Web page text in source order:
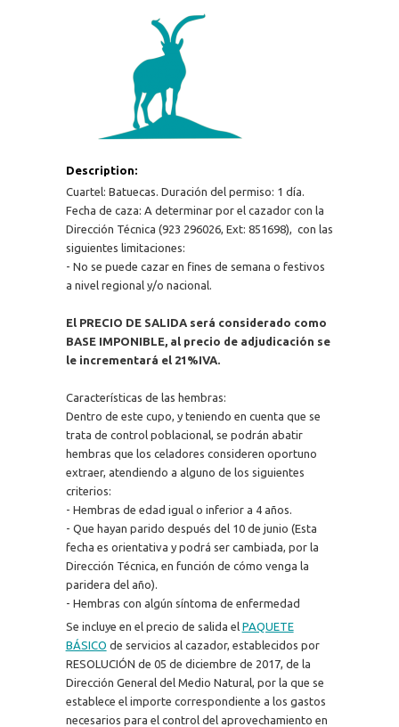
Description:
Cuartel: Batuecas. Duración del permiso: 1 día.
Fecha de caza: A determinar por el cazador con la
Dirección Técnica (923 296026, Ext: 851698), con las
siguientes limitaciones:
- No se puede cazar en fines de semana o festivos
a nivel regional y/o nacional.
El PRECIO DE SALIDA será considerado como
BASE IMPONIBLE, al precio de adjudicación se
le incrementará el 21%IVA.
Características de las hembras:
Dentro de este cupo, y teniendo en cuenta que se
trata de control poblacional, se podrán abatir
hembras que los celadores consideren oportuno
extraer, atendiendo a alguno de los siguientes
criterios:
- Hembras de edad igual o inferior a 4 años.
- Que hayan parido después del 10 de junio (Esta
fecha es orientativa y podrá ser cambiada, por la
Dirección Técnica, en función de cómo venga la
paridera del año).
- Hembras con algún síntoma de enfermedad
Se incluye en el precio de salida el PAQUETE
BÁSICO de servicios al cazador, establecidos por
RESOLUCIÓN de 05 de diciembre de 2017, de la
Dirección General del Medio Natural, por la que se
establece el importe correspondiente a los gastos
necesarios para el control del aprovechamiento en